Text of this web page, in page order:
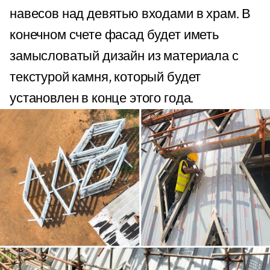
навесов над девятью входами в храм. В
конечном счете фасад будет иметь
замысловатый дизайн из материала с
текстурой камня, который будет
установлен в конце этого года.